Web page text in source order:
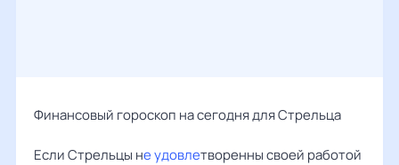
Финансовый гороскоп на сегодня для Стрельца
Если Стрельцы не удовлетворенны своей работой